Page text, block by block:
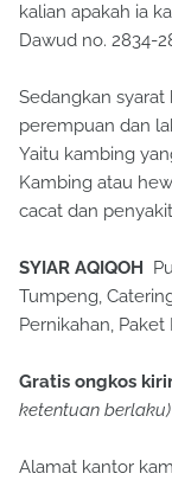
kalian apakah ia
Dawud no. 2834-
Sedangkan
perempuan dan
Yaitu kambing
Kambing atau
cacat dan
SYIAR AQIQOH
Tumpeng,
Pernikahan,
Gratis ongkos
ketentuan berlaku)
Alamat kantor